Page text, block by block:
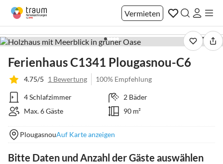
Vermieten
1 / 14
Ferienhaus C1341 Plougasnou-C6
4.75/5 1 Bewertung 100% Empfehlung
4 Schlafzimmer
2 Bäder
Max. 6 Gäste
90 m²
PlougasnouAuf Karte anzeigen
Bitte Daten und Anzahl der Gäste auswählen